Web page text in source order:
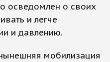
осведомлен о своих
и легче
и давлению.
мобилизация